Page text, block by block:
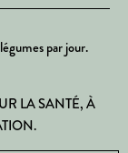
par jour.
LA SANTÉ, À